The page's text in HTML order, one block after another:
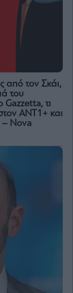
από τον Σκάι,
του
Gazzetta, τι
ΑΝΤ1+ και
– Nova